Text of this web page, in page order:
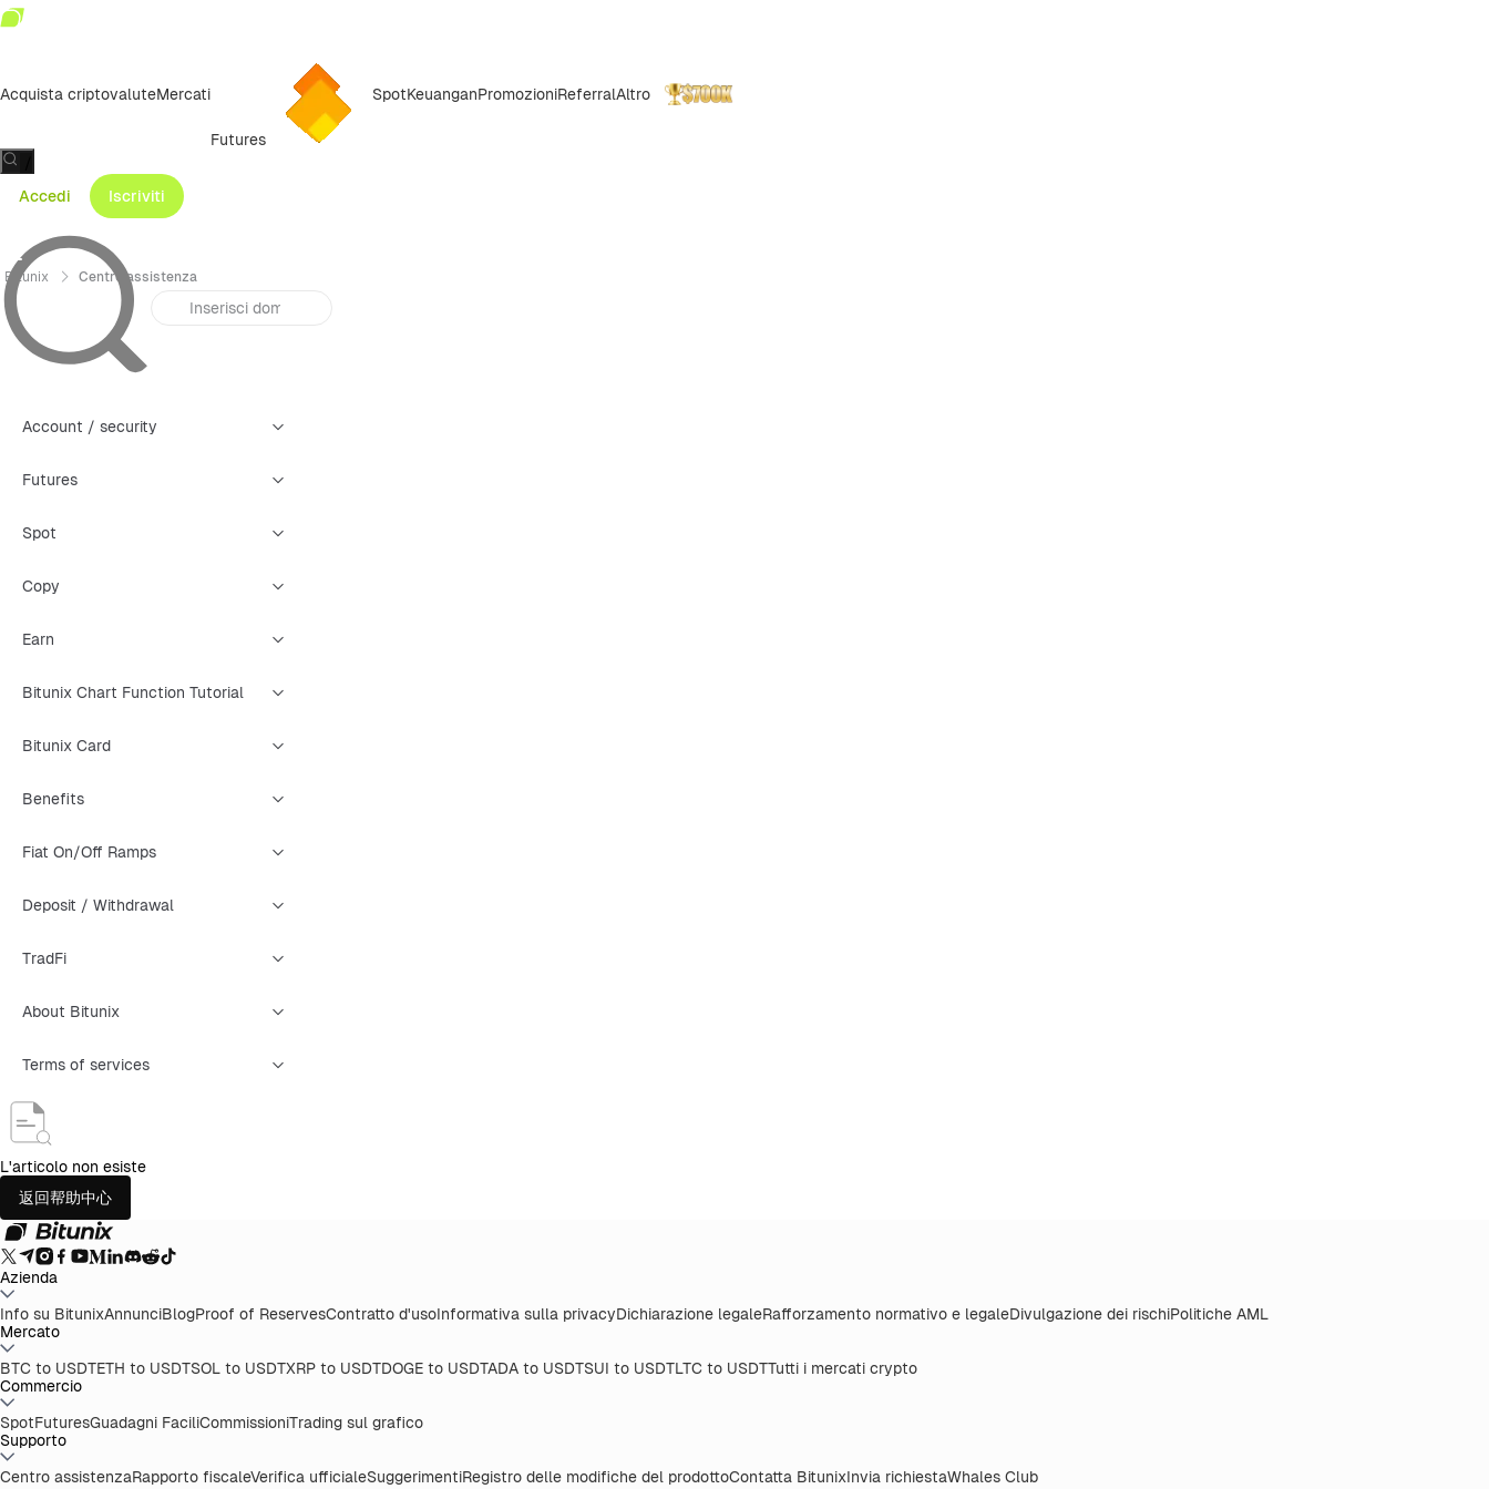
Acquista criptovaluteMercati
Futures
SpotKeuanganPromozioniReferralAltro
Accedi
Iscriviti
Bitunix Centro assistenza
Account / security
Futures
Spot
Copy
Earn
Bitunix Chart Function Tutorial
Bitunix Card
Benefits
Fiat On/Off Ramps
Deposit / Withdrawal
TradFi
About Bitunix
Terms of services
L'articolo non esiste
返回帮助中心
Azienda
Info su BitunixAnnunciBlogProof of ReservesContratto d'usoInformativa sulla privacyDichiarazione legaleRafforzamento normativo e legaleDivulgazione dei rischiPolitiche AML
Mercato
BTC to USDTETH to USDTSOL to USDTXRP to USDTDOGE to USDTADA to USDTSUI to USDTLTC to USDTTutti i mercati crypto
Commercio
SpotFuturesGuadagni FaciliCommissioniTrading sul grafico
Supporto
Centro assistenzaRapporto fiscaleVerifica ufficialeSuggerimentiRegistro delle modifiche del prodottoContatta BitunixInvia richiestaWhales Club